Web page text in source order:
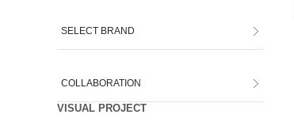
SELECT BRAND
COLLABORATION
VISUAL PROJECT